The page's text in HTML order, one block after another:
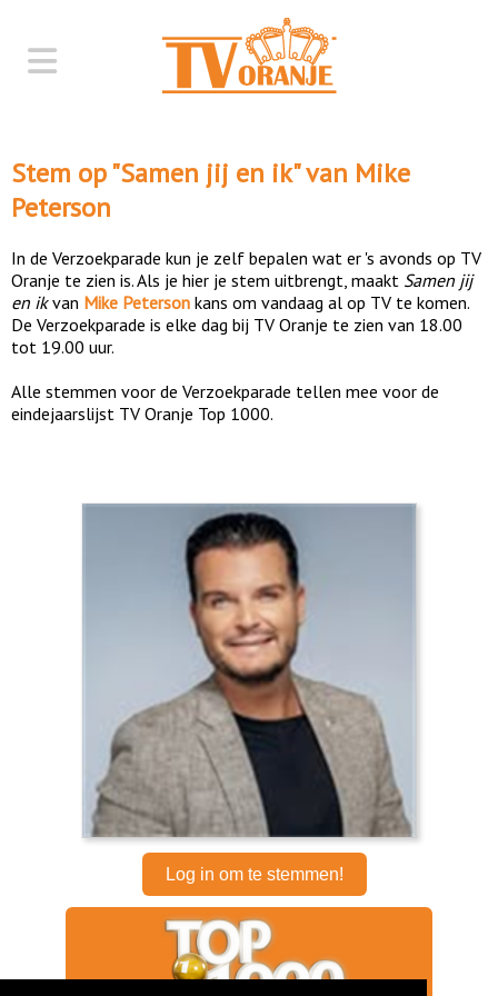
Stem op "Samen jij en ik" van Mike
Peterson
In de Verzoekparade kun je zelf bepalen wat er 's avonds op TV
Oranje te zien is. Als je hier je stem uitbrengt, maakt Samen jij
en ikvan Mike Peterson kans om vandaag al op TV te komen.
De Verzoekparade is elke dag bij TV Oranje te zien van 18.00
tot 19.00 uur.
Alle stemmen voor de Verzoekparade tellen mee voor de
eindejaarslijst TV Oranje Top 1000.
Log in om te stemmen!